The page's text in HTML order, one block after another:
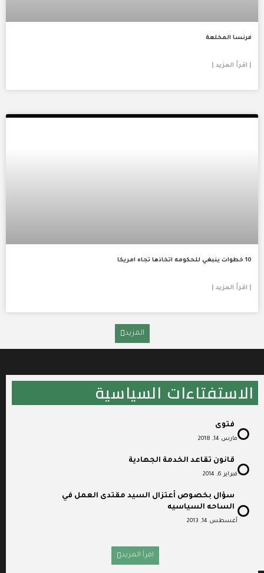
فرنسا المخلعة
| اقرأ المزيد |
10 خطوات ينبغي للحكومه اتخاذها تجاه امريكا
| اقرأ المزيد |
المزيد
الاستفتاءات السياسية
فتوى
مارس 14, 2018
قانون تقاعد الخدمة الجهادية
فبراير 6, 2014
سؤال بخصوص أعتزال السيد مقتدى العمل في
الساحه السياسيه
أغسطس 14, 2013
اقرأ المزيد